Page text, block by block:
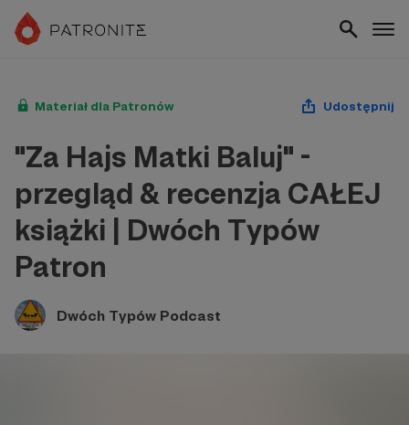
Materiał dla Patronów Udostępnij
"Za Hajs Matki Baluj" -
przegląd & recenzja CAŁEJ
książki | Dwóch Typów
Patron
Dwóch Typów Podcast